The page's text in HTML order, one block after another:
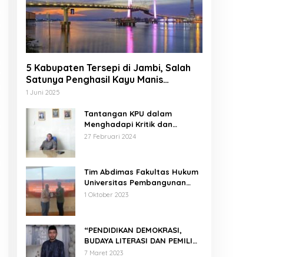
5 Kabupaten Tersepi di Jambi, Salah
Satunya Penghasil Kayu Manis
Terbesar di Dunia
1 Juni 2025
Tantangan KPU dalam
Menghadapi Kritik dan
Tekanan Politik
27 Februari 2024
Tim Abdimas Fakultas Hukum
Universitas Pembangunan
Nasional Veteran Jakarta
1 Oktober 2023
“PENDIDIKAN DEMOKRASI,
BUDAYA LITERASI DAN PEMILIH
CERDAS”
7 Maret 2023